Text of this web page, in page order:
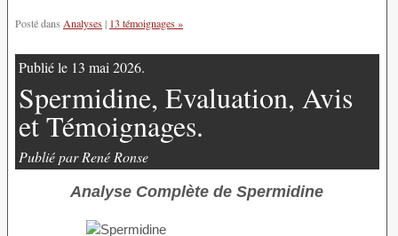
Posté dans Analyses| 13 témoignages »
Publié le 13 mai 2026.
Spermidine, Evaluation, Avis
et Témoignages.
Publié par René Ronse
Analyse Complète de Spermidine